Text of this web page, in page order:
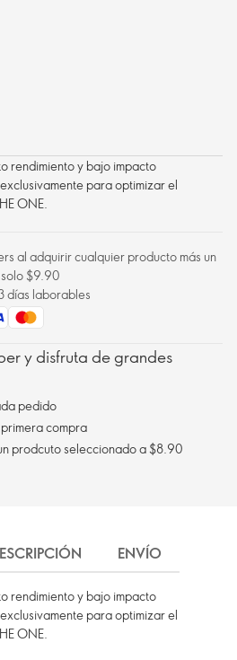
rendimiento y bajo impacto
para optimizar el
ONE.
al adquirir cualquier producto más un
$9.90
días laborables
y disfruta de grandes
pedido
compra
Envío gratis al comprar un prodcuto seleccionado a $8.90
ENVÍO
rendimiento y bajo impacto
para optimizar el
ONE.